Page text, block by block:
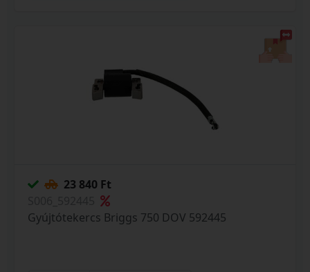
23 840 Ft
Gyújtótekercs Briggs 750 DOV 592445